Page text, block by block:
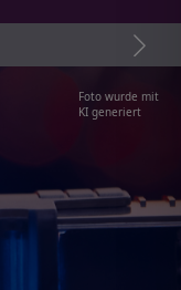
Foto wurde mit
KI generiert